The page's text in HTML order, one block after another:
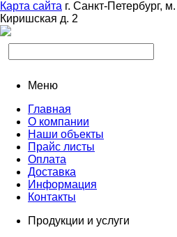
Карта сайта г. Санкт-Петербург,
Киришская д. 2
Меню
Главная
О компании
Наши объекты
Прайс листы
Оплата
Доставка
Информация
Контакты
Продукции и услуги